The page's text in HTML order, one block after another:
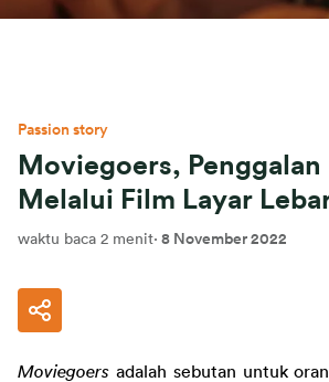
Passion story
Moviegoers, Penggalan
Melalui Film Layar
waktu baca 2 menit· 8 November 2022
Moviegoers adalah sebutan untuk